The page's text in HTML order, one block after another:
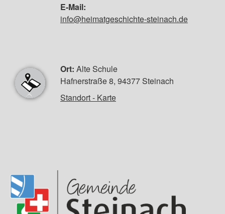
E-Mail:
info@heimatgeschichte-steinach.de
Ort: Alte Schule
Hafnerstraße 8, 94377 Steinach
Standort - Karte